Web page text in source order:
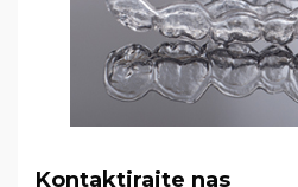
Kontaktirajte nas